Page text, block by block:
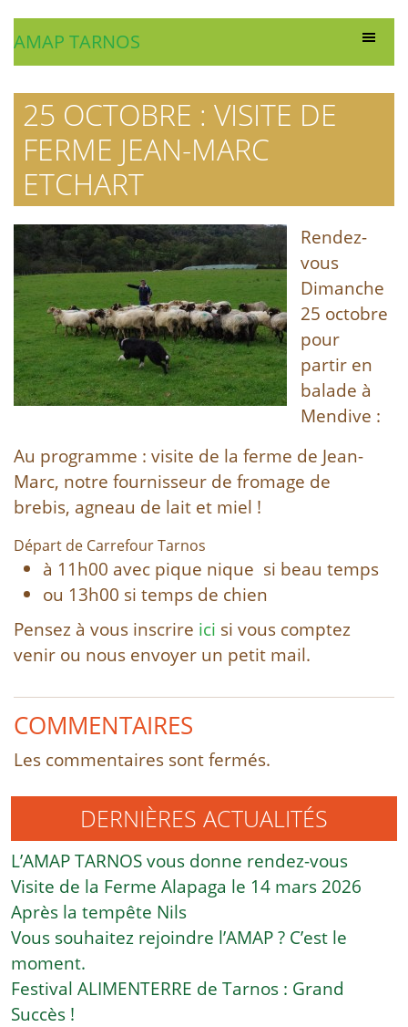
AMAP TARNOS
25 OCTOBRE : VISITE DE
FERME JEAN-MARC
ETCHART
Rendez-
vous
Dimanche
25 octobre
pour
partir en
balade à
Mendive :
Au programme : visite de la ferme de Jean-
Marc, notre fournisseur de fromage de
brebis, agneau de lait et miel !
Départ de Carrefour Tarnos
à 11h00 avec pique nique si beau temps
ou 13h00 si temps de chien
Pensez à vous inscrire ici si vous comptez
venir ou nous envoyer un petit mail.
COMMENTAIRES
Les commentaires sont fermés.
DERNIÈRES ACTUALITÉS
L’AMAP TARNOS vous donne rendez-vous
Visite de la Ferme Alapaga le 14 mars 2026
Après la tempête Nils
Vous souhaitez rejoindre l’AMAP ? C’est le
moment.
Festival ALIMENTERRE de Tarnos : Grand
Succès !